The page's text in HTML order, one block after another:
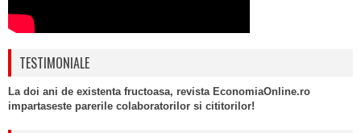
TESTIMONIALE
La doi ani de existenta fructoasa, revista EconomiaOnline.ro
impartaseste parerile colaboratorilor si cititorilor!